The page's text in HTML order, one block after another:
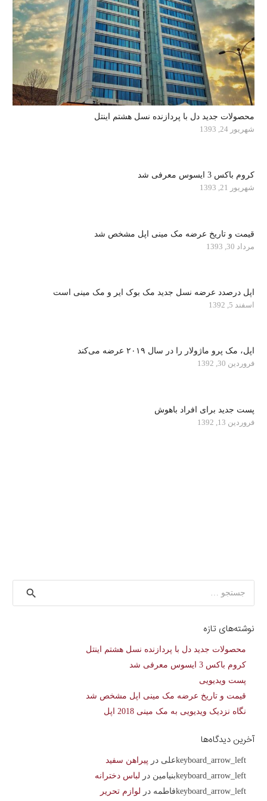
محصولات جدید دل با پردازنده نسل هشتم اینتل
شهریور 24, 1393
کروم باکس 3 ایسوس معرفی شد
شهریور 21, 1393
قیمت و تاریخ عرضه مک مینی اپل مشخص شد
مرداد 30, 1393
اپل درصدد عرضه نسل جدید مک بوک ایر و مک مینی است
اسفند 5, 1392
اپل، مک پرو ماژولار را در سال ۲۰۱۹ عرضه می‌کند
فروردین 30, 1392
پست جدید برای افراد باهوش
فروردین 13, 1392
نوشته‌های تازه
محصولات جدید دل با پردازنده نسل هشتم اینتل
کروم باکس 3 ایسوس معرفی شد
پست ویدیویی
قیمت و تاریخ عرضه مک مینی اپل مشخص شد
نگاه نزدیک ویدیویی به مک مینی 2018 اپل
آخرین دیدگاه‌ها
علی در پیراهن سفید
بنیامین در لباس دخترانه
فاطمه در لوازم تحریر